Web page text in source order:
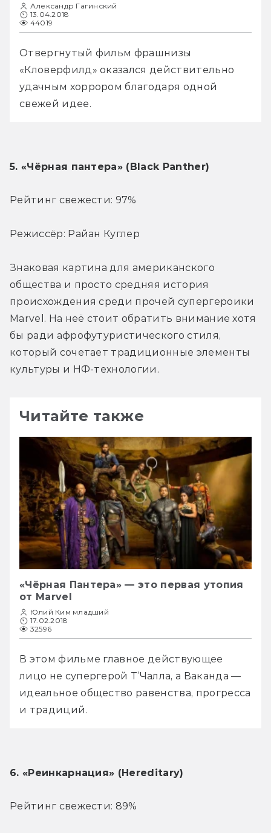
Александр Гагинский
13.04.2018
44019
Отвергнутый фильм фрашнизы
«Кловерфилд» оказался действительно
удачным хоррором благодаря одной
свежей идее.
5. «Чёрная пантера» (Black Panther)
Рейтинг свежести: 97%
Режиссёр: Райан Куглер
Знаковая картина для американского
общества и просто средняя история
происхождения среди прочей супергероики
Marvel. На неё стоит обратить внимание хотя
бы ради афрофутуристического стиля,
который сочетает традиционные элементы
культуры и НФ-технологии.
Читайте также
«Чёрная Пантера» — это первая утопия
от Marvel
Юлий Ким младший
17.02.2018
32596
В этом фильме главное действующее
лицо не супергерой Т’Чалла, а Ваканда —
идеальное общество равенства, прогресса
и традиций.
6. «Реинкарнация» (Hereditary)
Рейтинг свежести: 89%